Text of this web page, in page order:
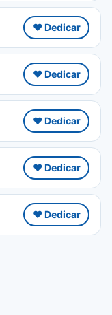
❤️ Dedicar
❤️ Dedicar
❤️ Dedicar
❤️ Dedicar
❤️ Dedicar